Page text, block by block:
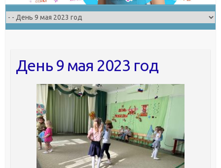
День 9 мая 2023 год